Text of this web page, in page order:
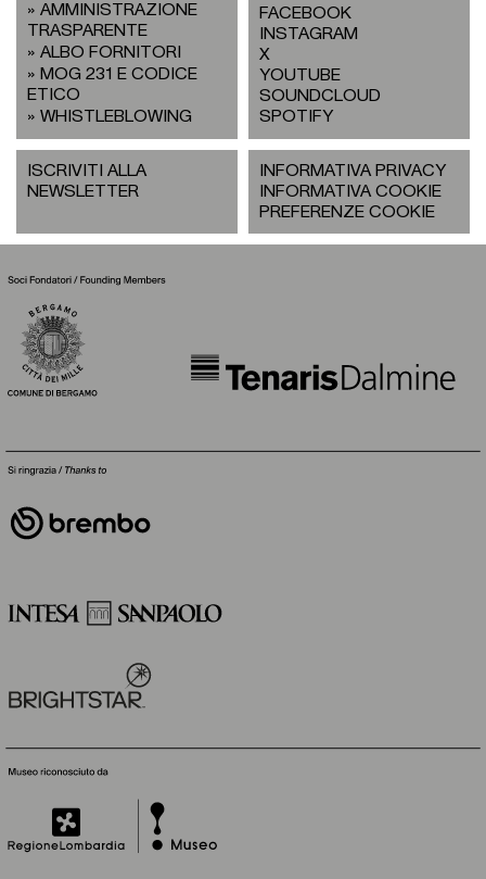
AMMINISTRAZIONE
TRASPARENTE
ALBO FORNITORI
MOG 231 E CODICE
ETICO
WHISTLEBLOWING
FACEBOOK
INSTAGRAM
X
YOUTUBE
SOUNDCLOUD
SPOTIFY
ISCRIVITI ALLA
NEWSLETTER
INFORMATIVA PRIVACY
INFORMATIVA COOKIE
PREFERENZE COOKIE